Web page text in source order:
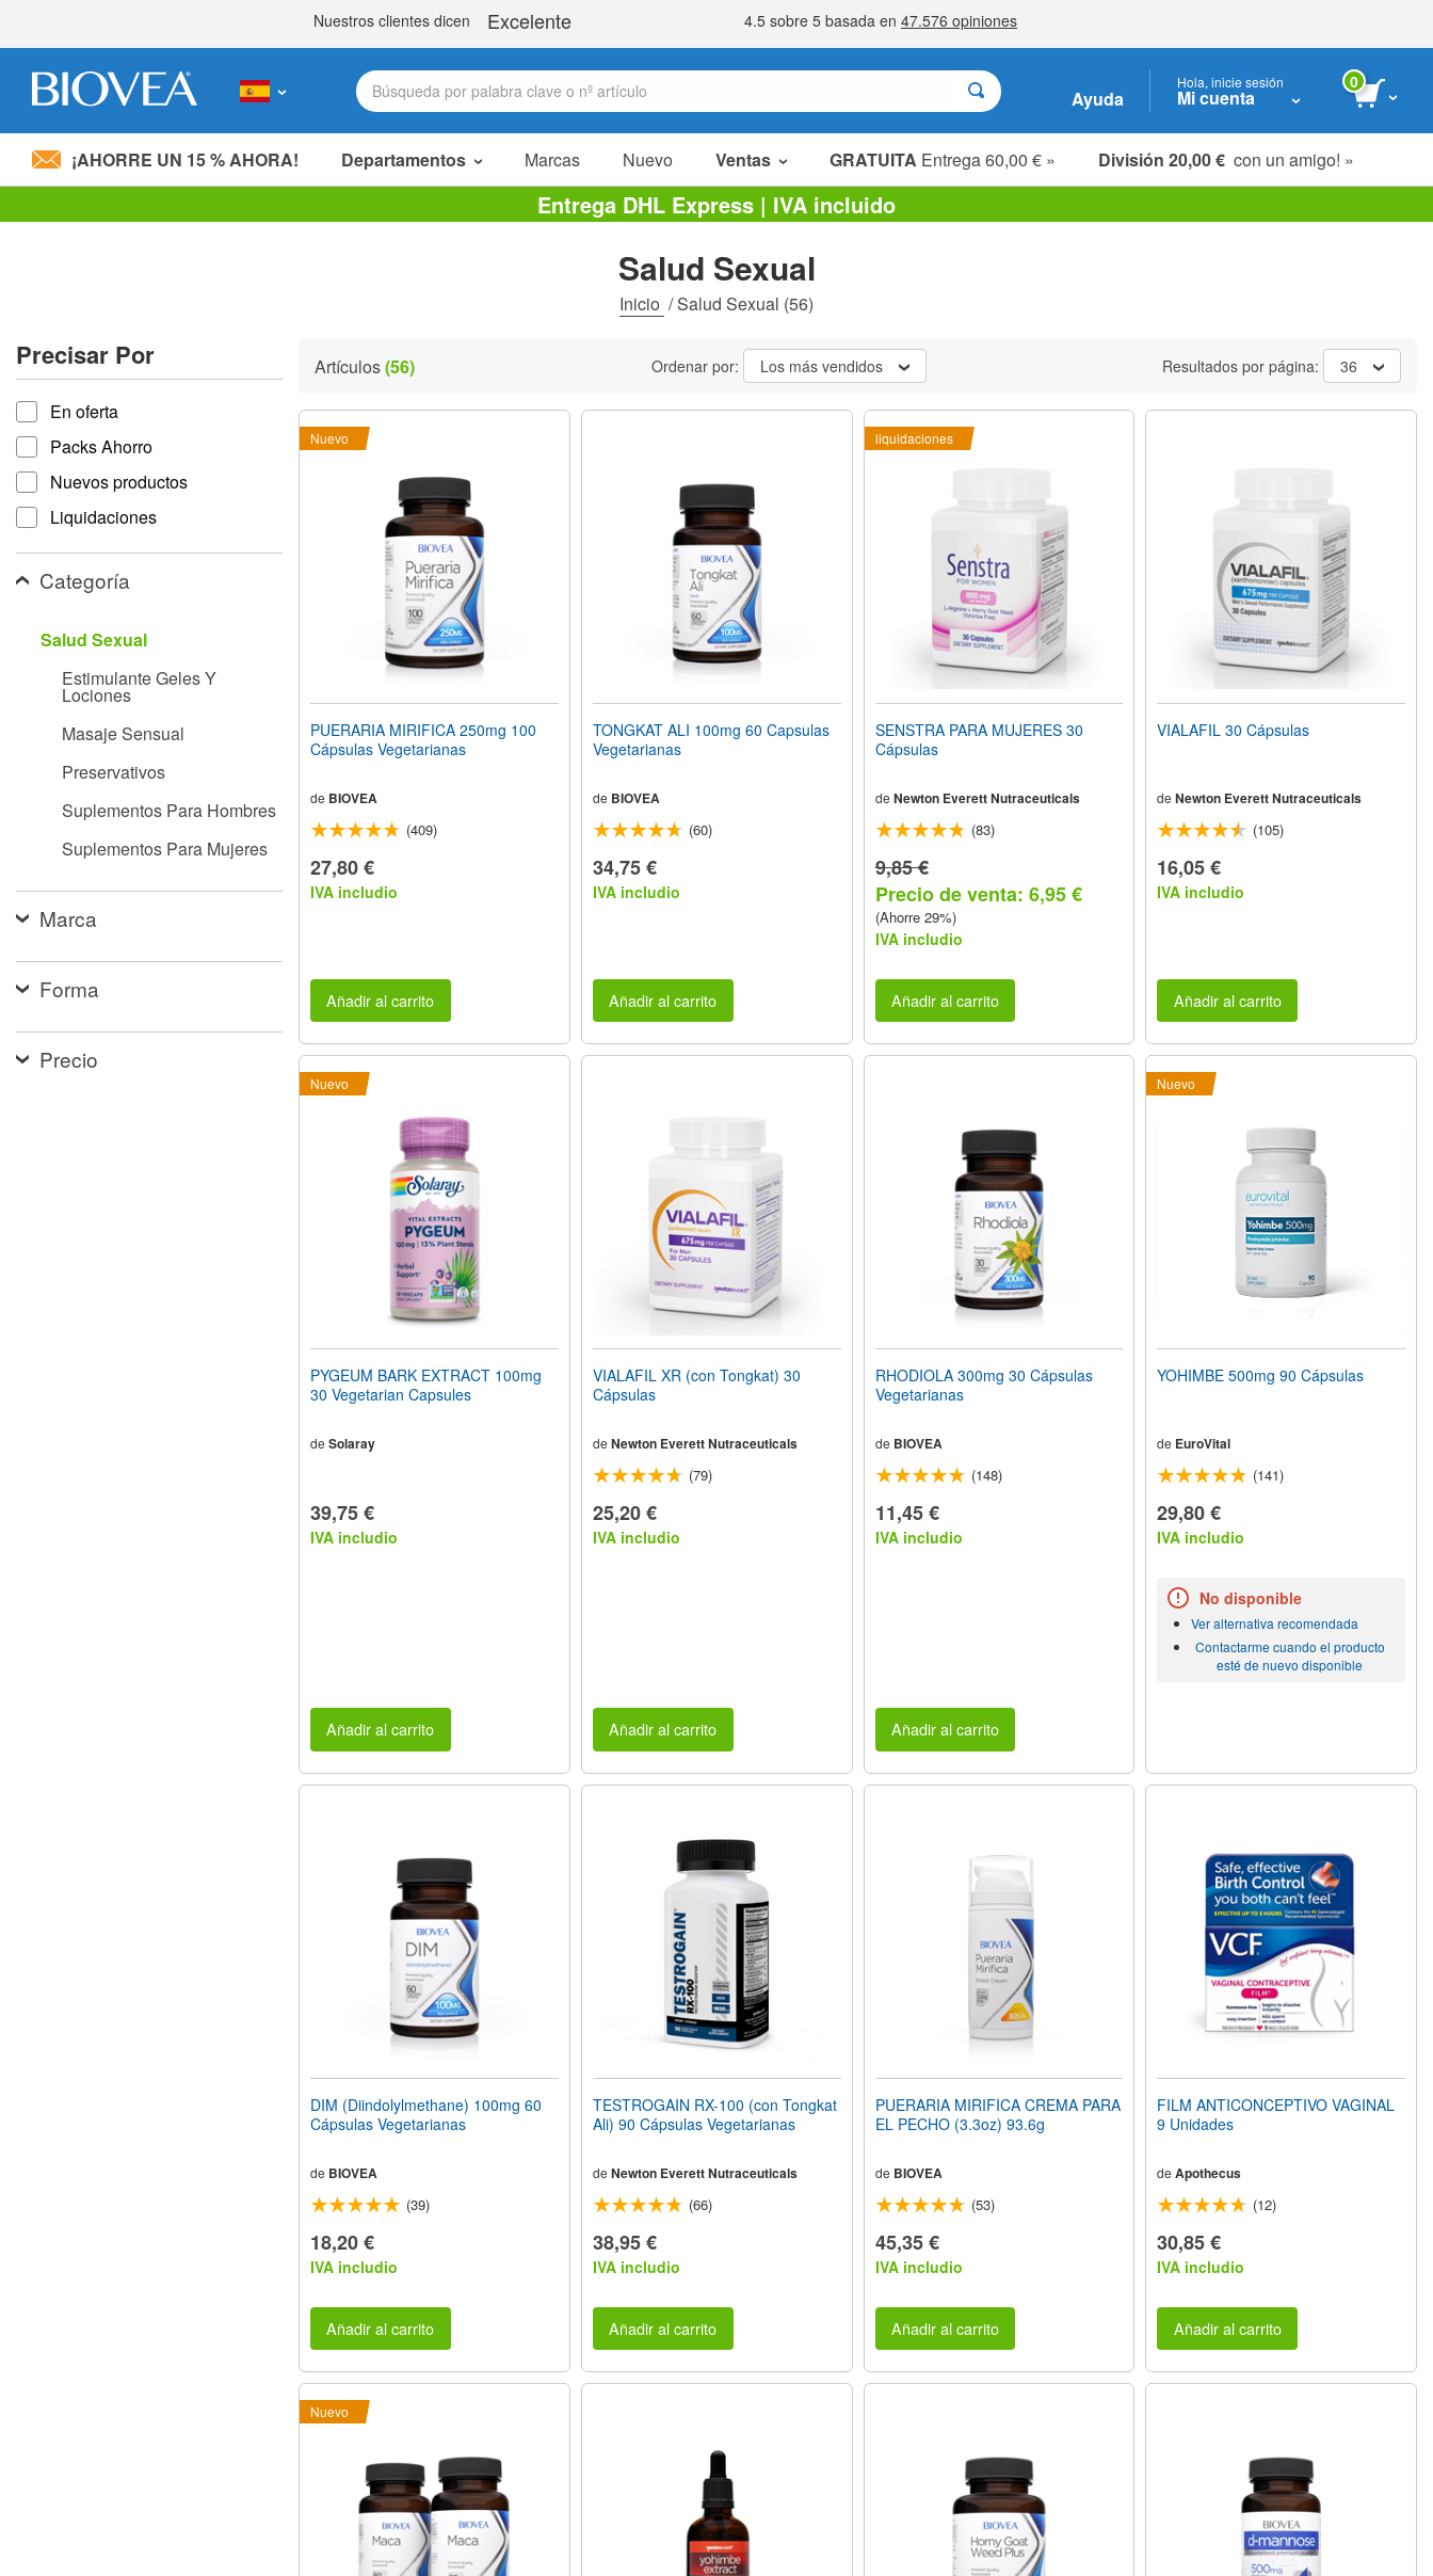
Nota:
accesibilidad.
Presione
Control-
F11
para
ajustar
sitio
web
personas
visual
pantalla;
Presione
un
menú
Ayuda
Hola, inicie sesión
Mi cuenta
0
¡AHORRE UN 15 % AHORA! Departamentos Marcas Nuevo Ventas GRATUITA Entrega 60,00 € » División 20,00 € con un amigo! »
Artículos en oferta
Packs Ahorro
Liquidaciones
Entrega DHL Express | IVA incluido
Salud Sexual
Inicio /Salud Sexual (56)
Precisar Por
Precisar por
En oferta
Packs Ahorro
Nuevos productos
Liquidaciones
Categoría
Salud Sexual
Estimulante Geles Y
Lociones
Masaje Sensual
Preservativos
Suplementos Para Hombres
Suplementos Para Mujeres
Marca
Forma
Precio
Artículos(56) Ordenar por: Los más vendidos Resultados por página: 36
Nuevo
PUERARIA MIRIFICA 250mg 100
Cápsulas Vegetarianas
de BIOVEA
(409)
27,80 €
IVA includio
Añadir al carrito
TONGKAT ALI 100mg 60 Capsulas
Vegetarianas
de BIOVEA
(60)
34,75 €
IVA includio
Añadir al carrito
liquidaciones
SENSTRA PARA MUJERES 30
Cápsulas
de Newton Everett Nutraceuticals
(83)
9,85 €
Precio de venta: 6,95 €
(Ahorre 29%)
IVA includio
Añadir al carrito
VIALAFIL 30 Cápsulas
de Newton Everett Nutraceuticals
(105)
16,05 €
IVA includio
Añadir al carrito
Nuevo
PYGEUM BARK EXTRACT 100mg
30 Vegetarian Capsules
de Solaray
39,75 €
IVA includio
Añadir al carrito
VIALAFIL XR (con Tongkat) 30
Cápsulas
de Newton Everett Nutraceuticals
(79)
25,20 €
IVA includio
Añadir al carrito
RHODIOLA 300mg 30 Cápsulas
Vegetarianas
de BIOVEA
(148)
11,45 €
IVA includio
Añadir al carrito
Nuevo
YOHIMBE 500mg 90 Cápsulas
de EuroVital
(141)
29,80 €
IVA includio
No disponible
Ver alternativa recomendada
Contactarme cuando el producto
esté de nuevo disponible
DIM (Diindolylmethane) 100mg 60
Cápsulas Vegetarianas
de BIOVEA
(39)
18,20 €
IVA includio
Añadir al carrito
TESTROGAIN RX-100 (con Tongkat
Ali) 90 Cápsulas Vegetarianas
de Newton Everett Nutraceuticals
(66)
38,95 €
IVA includio
Añadir al carrito
PUERARIA MIRIFICA CREMA PARA
EL PECHO (3.3oz) 93.6g
de BIOVEA
(53)
45,35 €
IVA includio
Añadir al carrito
FILM ANTICONCEPTIVO VAGINAL
9 Unidades
de Apothecus
(12)
30,85 €
IVA includio
Añadir al carrito
Nuevo